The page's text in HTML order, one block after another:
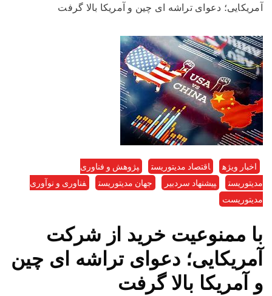
آمریکایی؛ دعوای تراشه ای چین و آمریکا بالا گرفت
اخبار ویژه اقتصاد مدیتوریست
پژوهش و فناوری
مدیتوریست
پیشنهاد سردبیر جهان مدیتوریست
فناوری و نوآوری
مدیتوریست
با ممنوعیت خرید از شرکت
آمریکایی؛ دعوای تراشه ای چین
و آمریکا بالا گرفت